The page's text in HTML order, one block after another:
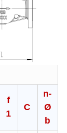
f
1
C
n-
Ø
b